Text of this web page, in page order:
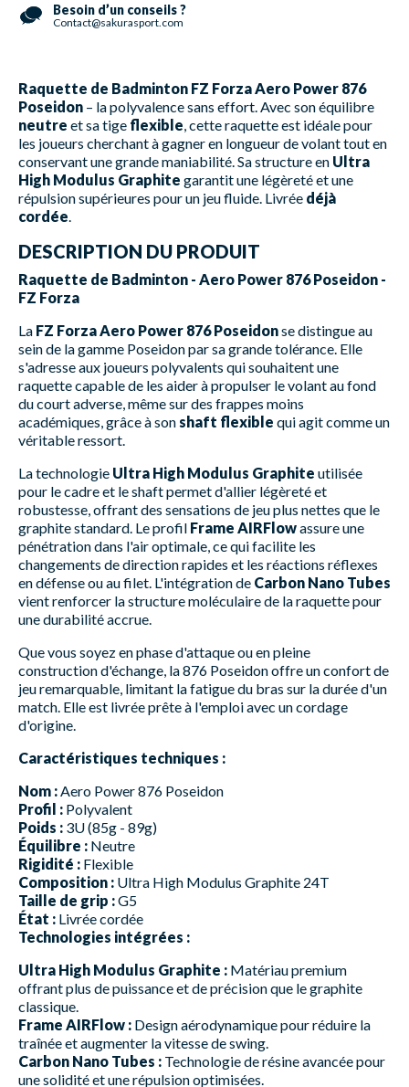
Besoin d’un conseils ?
Contact@sakurasport.com
Raquette de Badminton FZ Forza Aero Power 876
Poseidon – la polyvalence sans effort. Avec son équilibre
neutre et sa tige flexible , cette raquette est idéale pour
les joueurs cherchant à gagner en longueur de volant tout en
conservant une grande maniabilité. Sa structure en Ultra
High Modulus Graphite garantit une légèreté et une
répulsion supérieures pour un jeu fluide. Livrée déjà
cordée
DESCRIPTION DU PRODUIT
Raquette de Badminton - Aero Power 876 Poseidon -
FZ Forza
La FZ Forza Aero Power 876 Poseidonse distingue au
sein de la gamme Poseidon par sa grande tolérance. Elle
s'adresse aux joueurs polyvalents qui souhaitent une
raquette capable de les aider à propulser le volant au fond
du court adverse, même sur des frappes moins
académiques, grâce à son shaft flexible qui agit comme un
véritable ressort.
La technologie Ultra High Modulus Graphite utilisée
pour le cadre et le shaft permet d'allier légèreté et
robustesse, offrant des sensations de jeu plus nettes que le
graphite standard. Le profil Frame AIRFlowassure une
pénétration dans l'air optimale, ce qui facilite les
changements de direction rapides et les réactions réflexes
en défense ou au filet. L'intégration de Carbon Nano Tubes
vient renforcer la structure moléculaire de la raquette pour
une durabilité accrue.
Que vous soyez en phase d'attaque ou en pleine
construction d'échange, la 876 Poseidon offre un confort de
jeu remarquable, limitant la fatigue du bras sur la durée d'un
match. Elle est livrée prête à l'emploi avec un cordage
d'origine.
Caractéristiques techniques :
Nom : Aero Power 876 Poseidon
Profil : Polyvalent
Poids : 3U (85g - 89g)
Équilibre : Neutre
Rigidité : Flexible
Composition : Ultra High Modulus Graphite 24T
Taille de grip :G5
État : Livrée cordée
Technologies intégrées :
Ultra High Modulus Graphite : Matériau premium
offrant plus de puissance et de précision que le graphite
classique.
Frame AIRFlow : Design aérodynamique pour réduire la
traînée et augmenter la vitesse de swing.
Carbon Nano Tubes : Technologie de résine avancée pour
une solidité et une répulsion optimisées.